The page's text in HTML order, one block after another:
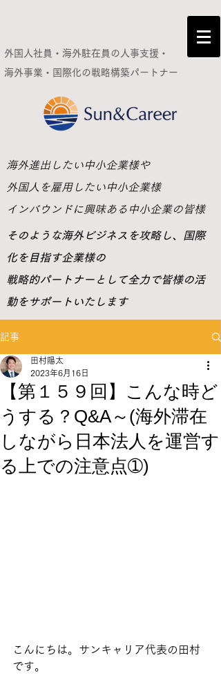
外国人社員・海外駐在員の人事支援・
海外事業・国際化の戦略構築パートナー
​海外進出したい中小企業様や
外国人を雇用したい中小企業様
インバウンドに興味ある中小企業の皆様
​そのような海外ビジネスを攻略し、国際
化を目指す企業様の
戦略的パートナーとして全力で皆様の活
動をサポートいたします
記事
【第１５９回】こんな時ど
うする？Q&A～(海外滞在
しながら日本法人を運営す
る上での注意点➀)
田村陽太
2023年6月16日
こんにちは。サンキャリア代表の田村
です。